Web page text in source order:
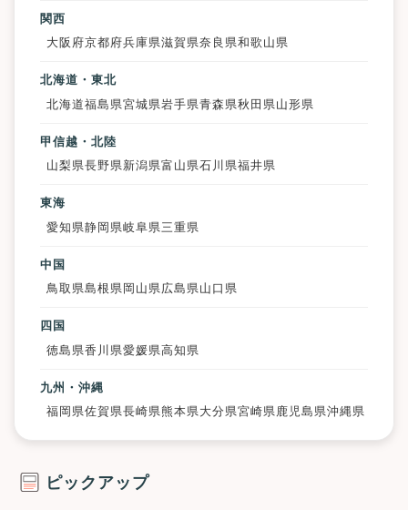
関西
大阪府京都府兵庫県滋賀県奈良県和歌山県
北海道・東北
北海道福島県宮城県岩手県青森県秋田県 山形県
甲信越・北陸
山梨県長野県新潟県富山県石川県福井県
東海
愛知県静岡県岐阜県 三重県
中国
鳥取県島根県 岡山県広島県山口県
四国
徳島県香川県愛媛県高知県
九州・沖縄
福岡県佐賀県長崎県熊本県大分県宮崎県鹿児島県沖縄県
ピックアップ